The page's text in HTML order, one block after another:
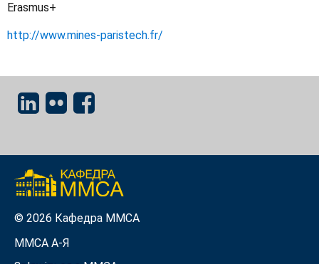
Erasmus+
http://www.mines-paristech.fr/
© 2026 Кафедра ММСА
ММСА A-Я